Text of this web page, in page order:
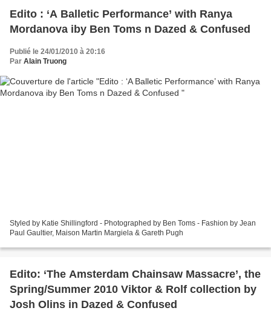
Edito : ‘A Balletic Performance’ with Ranya
Mordanova iby Ben Toms n Dazed & Confused
Publié le 24/01/2010 à 20:16
Par Alain Truong
Styled by Katie Shillingford - Photographed by Ben Toms - Fashion by Jean
Paul Gaultier, Maison Martin Margiela & Gareth Pugh
Edito: ‘The Amsterdam Chainsaw Massacre’, the
Spring/Summer 2010 Viktor & Rolf collection by
Josh Olins in Dazed & Confused